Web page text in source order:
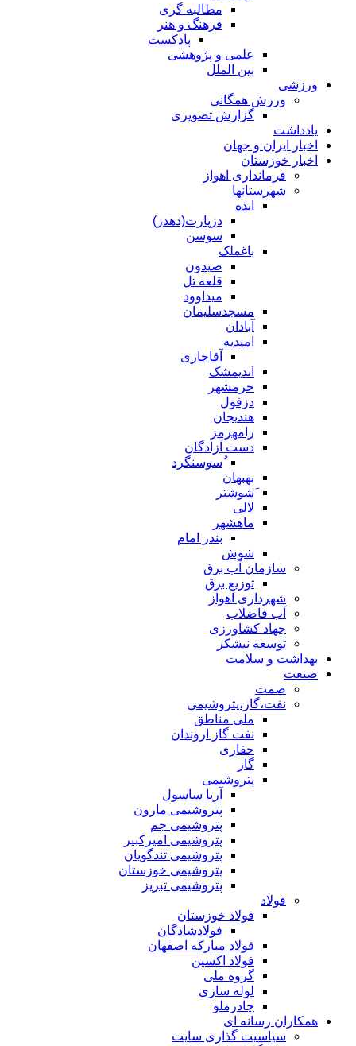
مطالبه گری
فرهنگ و هنر
پادکست
علمی و پژوهشی
بین الملل
ورزشی
ورزش همگانی
گزارش تصویری
یادداشت
اخبار ایران و جهان
اخبار خوزستان
فرمانداری اهواز
شهرستانها
ایذه
دزپارت(دهدز)
سوسن
باغملک
صیدون
قلعه تل
میداوود
مسجدسلیمان
آبادان
امیدیه
آقاجاری
اندیمشک
خرمشهر
دزفول
هندیجان
رامهرمز
دست آزادگان
ُسوسنگرد
بهبهان
َشوشتر
لالی
ماهشهر
بندر امام
شوش
سازمان آب برق
توزیع برق
شهرداری اهواز
آب فاضلاب
جهاد کشاورزی
توسعه نیشکر
بهداشت و سلامت
صنعت
صمت
نفت،گاز،پتروشیمی
ملی مناطق
نفت گاز اروندان
حفاری
گاز
پتروشیمی
آریا ساسول
پتروشیمی مارون
پتروشیمی جم
پتروشیمی امیرکبیر
پتروشیمی تندگویان
پتروشیمی خوزستان
پتروشیمی تبریز
فولاد
فولاد خوزستان
فولادشادگان
فولاد مبارکه اصفهان
فولاد اکسین
گروه ملی
لوله سازی
چادرملو
همکاران رسانه ای
سیاسیت گذاری سایت